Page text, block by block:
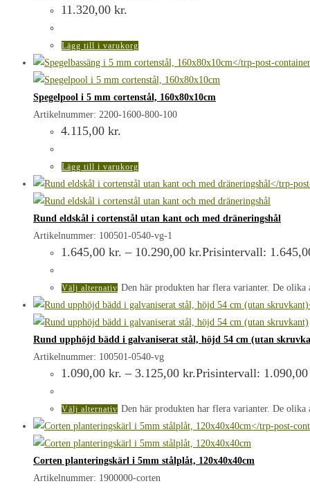
11.320,00 kr.
Lägg till i varukorg
Spegelpool i 5 mm cortenstål, 160x80x10cm
Artikelnummer: 2200-1600-800-100
4.115,00 kr.
Lägg till i varukorg
Rund eldskål i cortenstål utan kant och med dräneringshål
Artikelnummer: 100501-0540-vg-1
1.645,00 kr. – 10.290,00 kr.Prisintervall:
Välj alternativ Den här produkten har flera varianter. De olika
Rund upphöjd bädd i galvaniserat stål, höjd 54 cm (utan
Artikelnummer: 100501-0540-vg
1.090,00 kr. – 3.125,00 kr.Prisintervall:
Välj alternativ Den här produkten har flera varianter. De olika
Corten planteringskärl i 5mm stålplåt, 120x40x40cm
Artikelnummer: 1900000-corten